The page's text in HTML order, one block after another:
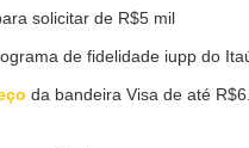
solicitar de R$5 mil
de fidelidade iupp do
da bandeira Visa de até